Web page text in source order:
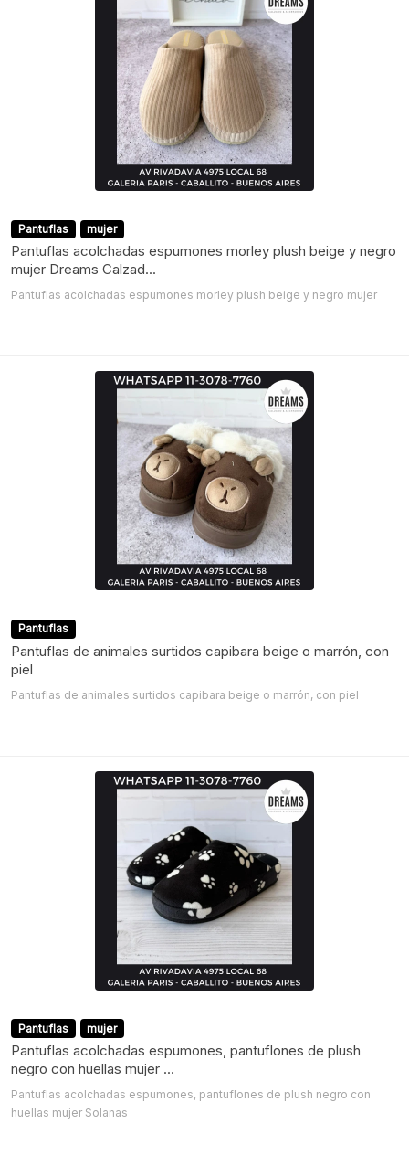
Pantuflas mujer
Pantuflas acolchadas espumones morley plush beige y negro
mujer Dreams Calzad...
Pantuflas acolchadas espumones morley plush beige y negro mujer
Pantuflas
Pantuflas de animales surtidos capibara beige o marrón, con
piel
Pantuflas de animales surtidos capibara beige o marrón, con piel
Pantuflas mujer
Pantuflas acolchadas espumones, pantuflones de plush
negro con huellas mujer ...
Pantuflas acolchadas espumones, pantuflones de plush negro con
huellas mujer Solanas